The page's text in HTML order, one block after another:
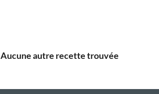
Aucune autre recette trouvée